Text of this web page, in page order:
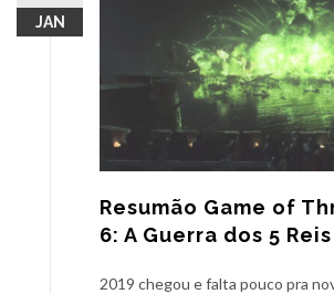
JAN
Resumão Game of
6: A Guerra dos 5 Reis
2019 chegou e falta pouco pra